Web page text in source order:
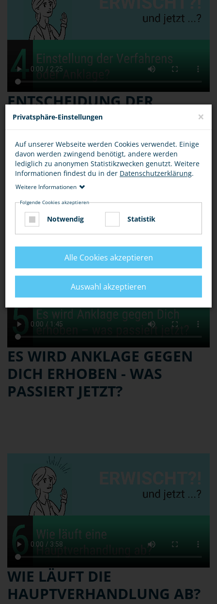
ENTSCHEIDUNG DER
STAATSANWALTSCHAFT:
VERFAHRENS ODER
ANKLAGE
ES WIRD ANKLAGE GEGEN
DICH ERHOBEN - WAS
PASSIERT JETZT?
WIE LÄUFT DIE
HAUPTVERHANDLUNG AB?
Privatsphäre-Einstellungen ×
Auf unserer Webseite werden Cookies verwendet. Einige
davon werden zwingend benötigt, andere werden
lediglich zu anonymen Statistikzwecken genutzt. Weitere
Informationen findest du in der Datenschutzerklärung.
Weitere Informationen
Folgende Cookies akzeptieren
Notwendig Statistik
Alle Cookies akzeptieren
Auswahl akzeptieren